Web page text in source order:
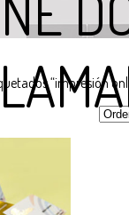
“impresión